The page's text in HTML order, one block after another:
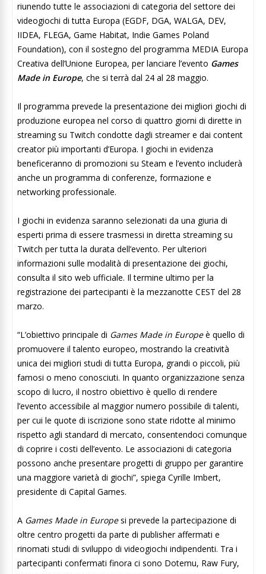
riunendo tutte le associazioni di categoria del settore dei
videogiochi di tutta Europa (EGDF, DGA, WALGA, DEV,
IIDEA, FLEGA, Game Habitat, Indie Games Poland
Foundation), con il sostegno del programma MEDIA Europa
Creativa dell’Unione Europea, per lanciare l’evento Games
Made in Europe, che si terrà dal 24 al 28 maggio.
Il programma prevede la presentazione dei migliori giochi di
produzione europea nel corso di quattro giorni di dirette in
streaming su Twitch condotte dagli streamer e dai content
creator più importanti d’Europa. I giochi in evidenza
beneficeranno di promozioni su Steam e l’evento includerà
anche un programma di conferenze, formazione e
networking professionale.
I giochi in evidenza saranno selezionati da una giuria di
esperti prima di essere trasmessi in diretta streaming su
Twitch per tutta la durata dell’evento. Per ulteriori
informazioni sulle modalità di presentazione dei giochi,
consulta il sito web ufficiale. Il termine ultimo per la
registrazione dei partecipanti è la mezzanotte CEST del 28
marzo.
“L’obiettivo principale di Games Made in Europeè quello di
promuovere il talento europeo, mostrando la creatività
unica dei migliori studi di tutta Europa, grandi o piccoli, più
famosi o meno conosciuti. In quanto organizzazione senza
scopo di lucro, il nostro obiettivo è quello di rendere
l’evento accessibile al maggior numero possibile di talenti,
per cui le quote di iscrizione sono state ridotte al minimo
rispetto agli standard di mercato, consentendoci comunque
di coprire i costi dell’evento. Le associazioni di categoria
possono anche presentare progetti di gruppo per garantire
una maggiore varietà di giochi”, spiega Cyrille Imbert,
presidente di Capital Games.
A Games Made in Europesi prevede la partecipazione di
oltre centro progetti da parte di publisher affermati e
rinomati studi di sviluppo di videogiochi indipendenti. Tra i
partecipanti confermati finora ci sono Dotemu, Raw Fury,